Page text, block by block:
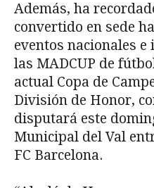
Además, ha
convertido en sede
eventos nacionales
las MADCUP de
actual Copa de
División de Honor,
disputará este
Municipal del Val
FC Barcelona.